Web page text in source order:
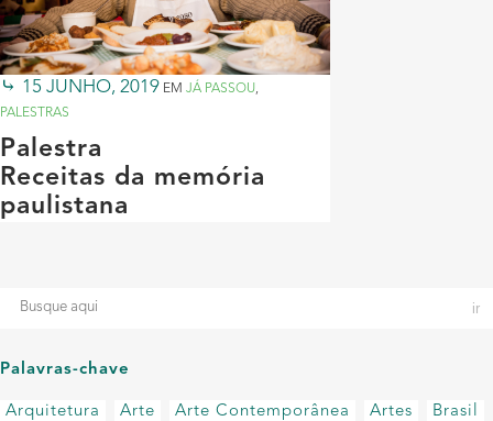
15 JUNHO, 2019 EM JÁ PASSOU,
PALESTRAS
Palestra
Receitas da memória
paulistana
Palavras-chave
Arquitetura Arte Arte Contemporânea Artes
Brasil